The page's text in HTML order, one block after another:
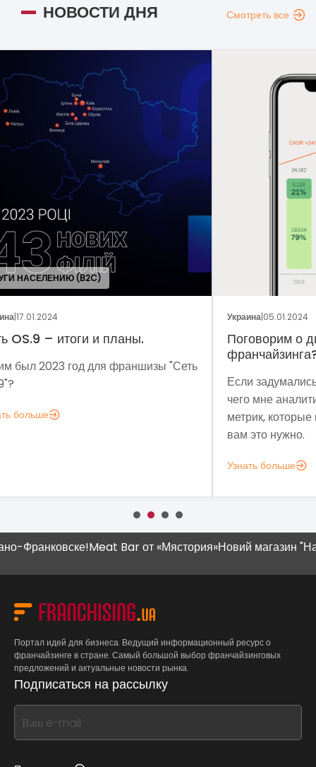
НОВОСТИ ДНЯ Смотреть все
Украина
Поговорим о динамике рынка
Если задумались над вопросом «А для
чего мне аналитика?», вот несколько
метрик, которые помогут понять, зачем
мы
Meat Bar от «Мястория»Новий магазин "Наш
Портал идей для бизнеса. Ведущий информационный ресурс о
франчайзинге в стране. Самый большой выбор франчайзинговых
предложений и актуальные новости рынка.
Подписаться на рассылку
If
you